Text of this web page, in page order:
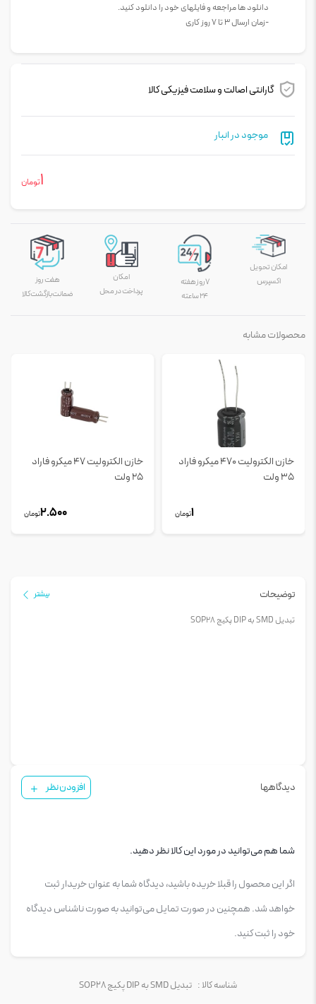
دانلود ها مراجعه و فایلهای خود را دانلود کنید.
-زمان ارسال 3 تا 7 روز کاری
گارانتی اصالت و سلامت فیزیکی کالا
موجود در انبار
1تومان
امکان تحویل
اکسپرس
۷ روز هفته
۲۴ ساعته
امکان
پرداخت در محل
هفت روز
ضمانت بازگشت کالا
محصولات مشابه
خازن الکترولیت 470 میکرو فاراد
35 ولت
1تومان
خازن الکترولیت 47 میکرو فاراد
25 ولت
2.500تومان
توضیحات بیشتر
تبدیل SMD به DIP پکیج SOP28
دیدگاهها افزودن نظر
شما هم می‌توانید در مورد این کالا نظر دهید.
اگر این محصول را قبلا خریده باشید، دیدگاه شما به عنوان خریدار ثبت
خواهد شد. همچنین در صورت تمایل می‌توانید به صورت ناشناس دیدگاه
خود را ثبت کنید.
شناسه کالا : تبدیل SMD به DIP پکیج SOP28